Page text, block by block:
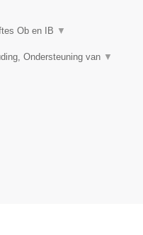
Ob en IB ▼
Ondersteuning van ▼